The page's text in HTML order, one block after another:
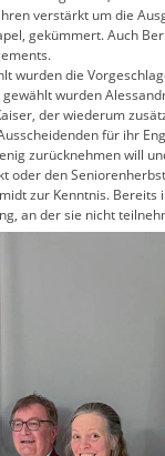
verstärkt um die
gekümmert. Auch
wurden die
wurden
der wiederum
für ihr
zurücknehmen will
oder den
zur Kenntnis.
an der sie nicht